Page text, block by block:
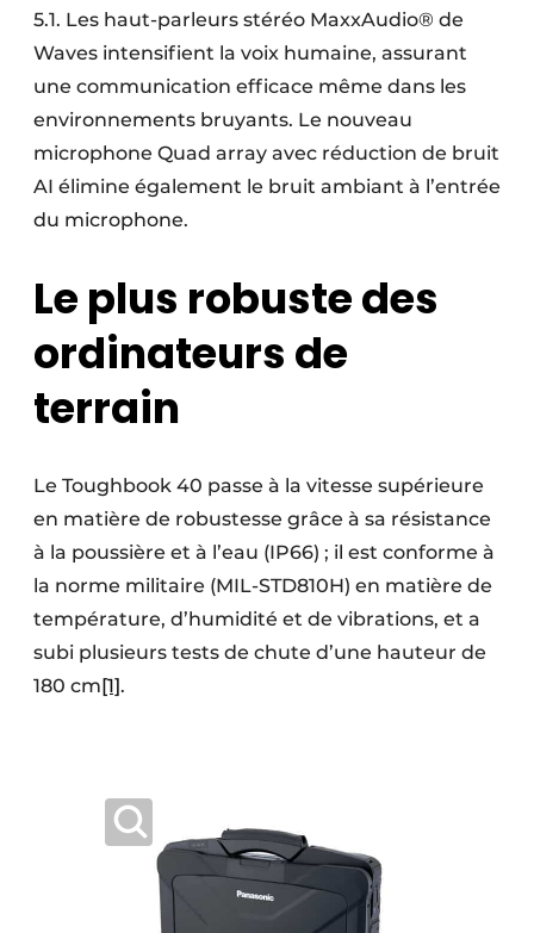
5.1. Les haut-parleurs stéréo MaxxAudio® de
Waves intensifient la voix humaine, assurant
une communication efficace même dans les
environnements bruyants. Le nouveau
microphone Quad array avec réduction de bruit
AI élimine également le bruit ambiant à l’entrée
du microphone.
Le plus robuste des
ordinateurs de
terrain
Le Toughbook 40 passe à la vitesse supérieure
en matière de robustesse grâce à sa résistance
à la poussière et à l’eau (IP66) ; il est conforme à
la norme militaire (MIL-STD810H) en matière de
température, d’humidité et de vibrations, et a
subi plusieurs tests de chute d’une hauteur de
180 cm[1].